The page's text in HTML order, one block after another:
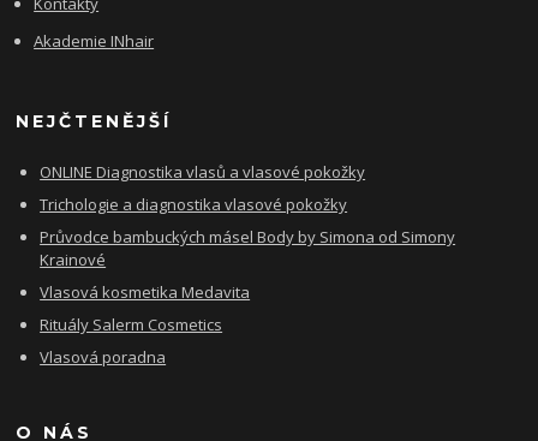
Akademie INhair
NEJČTENĚJŠÍ
ONLINE Diagnostika vlasů a vlasové pokožky
Trichologie a diagnostika vlasové pokožky
Průvodce bambuckých másel Body by Simona od Simony
Krainové
Vlasová kosmetika Medavita
Rituály Salerm Cosmetics
Vlasová poradna
O NÁS